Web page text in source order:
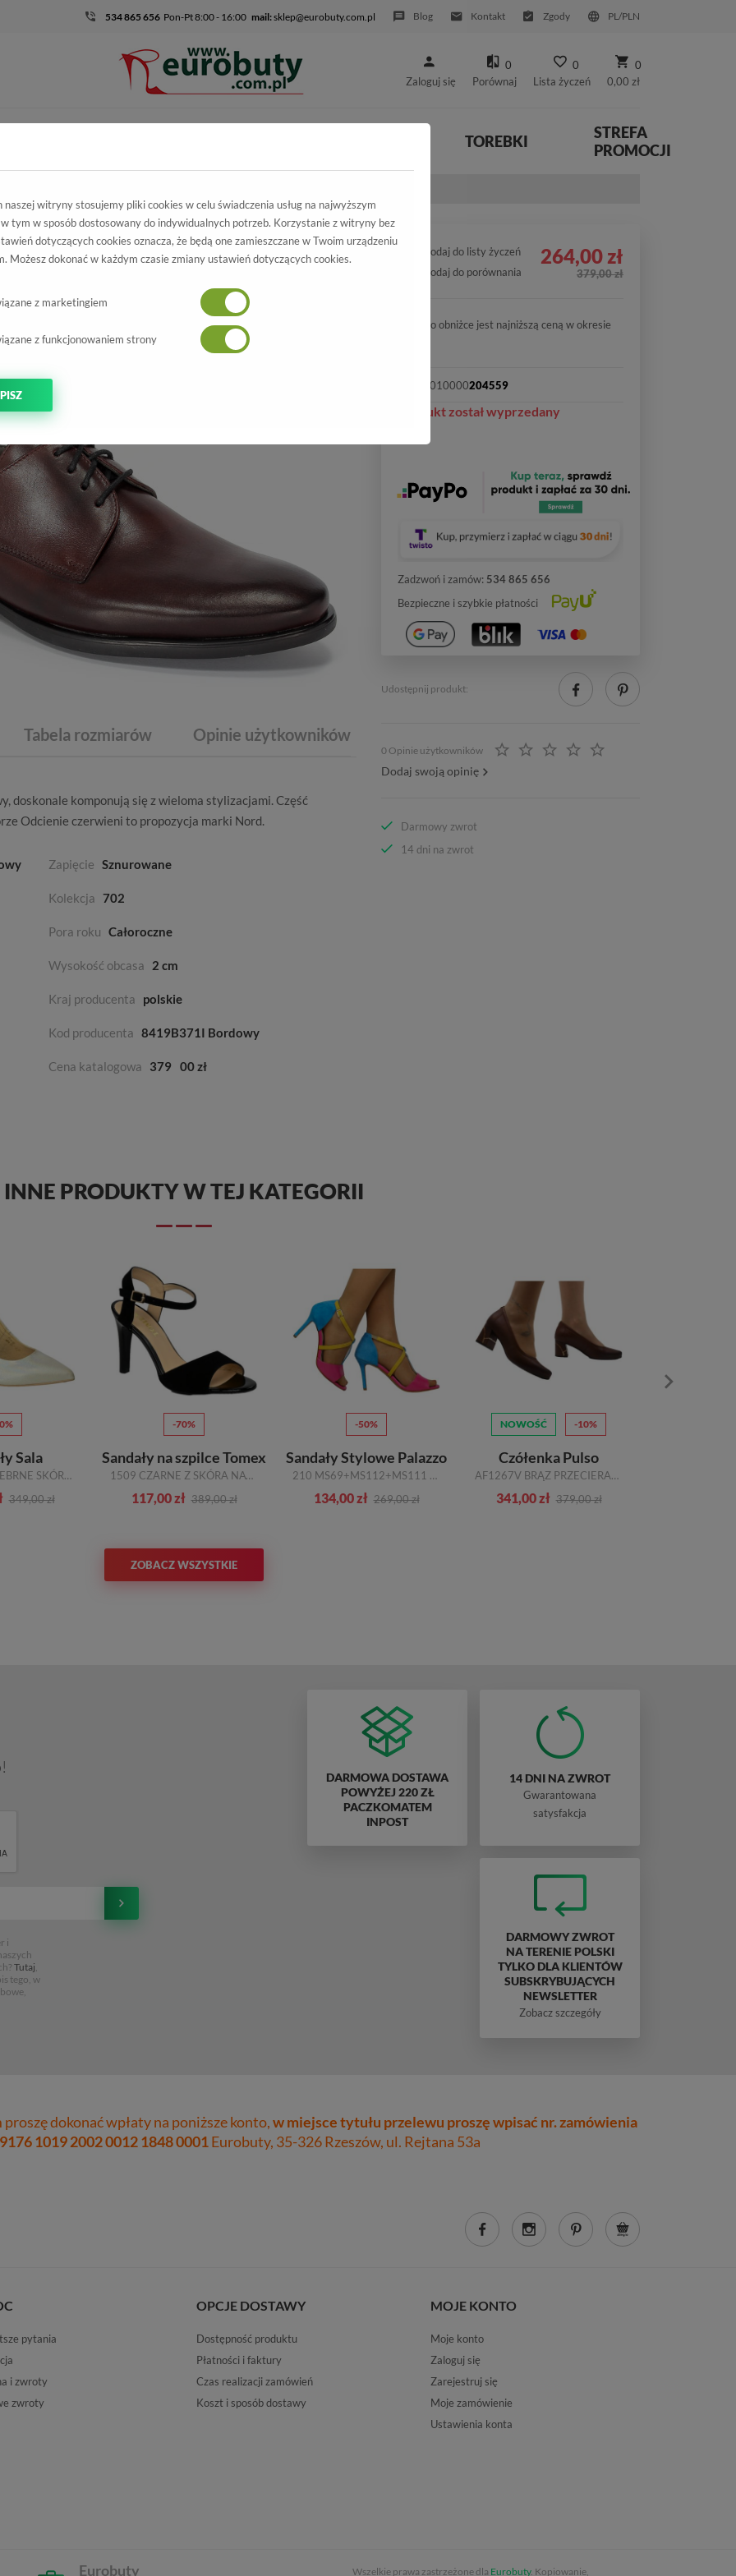
534 865 656 Pon-Pt 8:00 - 16:00 mail:sklep@eurobuty.com.pl Blog Kontakt Zgody PL/PLN
Zaloguj się
0
Porównaj
0
Lista życzeń
0
0,00 zł
TOREBKI
STREFA
PROMOCJI
Nord
Bordowy
-30%
Tabela rozmiarów Opinie użytkowników
doskonale komponują się z wieloma stylizacjami. Część
Odcienie czerwieni to propozycja marki Nord.
Zapięcie Sznurowane
Kolekcja 702
Pora roku Całoroczne
Wysokość obcasa 2 cm
Kraj producenta polskie
Kod producenta 8419B371I Bordowy
Cena katalogowa 379 00 zł
Dodaj do listy życzeń
Dodaj do porównania
264,00 zł
379,00 zł
Cena po obniżce jest najniższą ceną w okresie
2010000204559
Produkt został wyprzedany
Zadzwoń i zamów: 534 865 656
Bezpieczne i szybkie płatności
Udostępnij produkt:
0 Opinie użytkowników
Dodaj swoją opinię
Darmowy zwrot
14 dni na zwrot
INNE PRODUKTY W TEJ KATEGORII
Sala
1082-1878 SREBRNE SKÓRA NATURALNA_TN
349,00 zł
-70%
Sandały na szpilce Tomex
1509 CZARNE Z SKÓRA NATURALNA
117,00 zł 389,00 zł
-50%
Sandały Stylowe Palazzo
210 MS69+MS112+MS111 SKÓRA NATURALNA_TN
134,00 zł 269,00 zł
NOWOŚĆ -10%
Czółenka Pulso
AF1267V BRĄZ PRZECIERANY SKÓRA NATURALNA
341,00 zł 379,00 zł
ZOBACZ WSZYSTKIE
i
Tutaj,
tego, w
DARMOWA DOSTAWA
POWYŻEJ 220 ZŁ
PACZKOMATEM
INPOST
14 DNI NA ZWROT
Gwarantowana
satysfakcja
DARMOWY ZWROT
NA TERENIE POLSKI
TYLKO DLA KLIENTÓW
SUBSKRYBUJĄCYCH
NEWSLETTER
Zobacz szczegóły
dokonać wpłaty na poniższe konto,w miejsce tytułu przelewu proszę wpisać nr. zamówienia
1019 2002 0012 1848 0001Eurobuty, 35-326 Rzeszów, ul. Rejtana 53a
pytania
i zwroty
zwroty
OPCJE DOSTAWY
Dostępność produktu
Płatności i faktury
Czas realizacji zamówień
Koszt i sposób dostawy
MOJE KONTO
Moje konto
Zaloguj się
Zarejestruj się
Moje zamówienie
Ustawienia konta
Eurobuty Wszelkie prawa zastrzeżone dla Eurobuty. Kopiowanie,
naszej witryny stosujemy pliki cookies w celu świadczenia usług na najwyższym
tym w sposób dostosowany do indywidualnych potrzeb. Korzystanie z witryny bez
dotyczących cookies oznacza, że będą one zamieszczane w Twoim urządzeniu
Możesz dokonać w każdym czasie zmiany ustawień dotyczących cookies.
z marketingiem
z funkcjonowaniem strony